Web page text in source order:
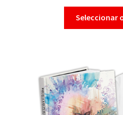
Seleccionar